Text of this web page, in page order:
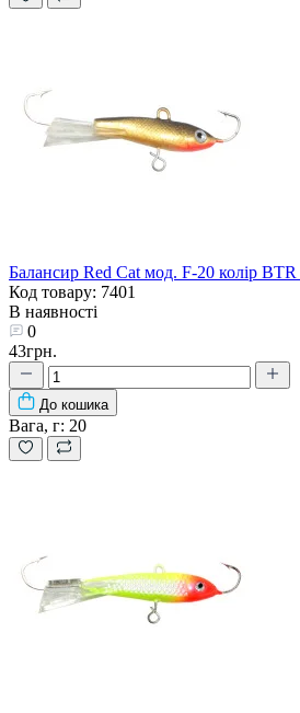
Балансир Red Cat мод. F-20 колір
Код товару: 7401
В наявності
0
43грн.
До кошика
Вага, г: 20